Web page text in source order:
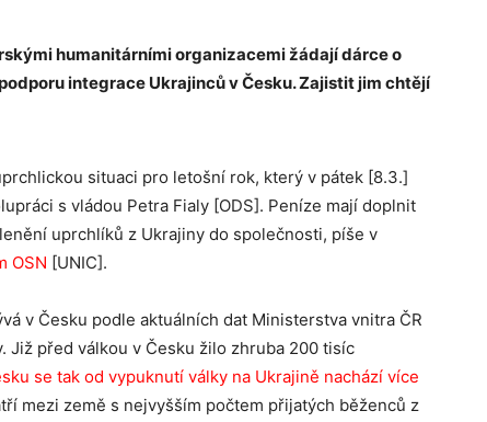
humanitárními organizacemi žádají dárce o
integrace Ukrajinců v Česku. Zajistit jim chtějí
situaci pro letošní rok, který v pátek [8.3.]
s vládou Petra Fialy [ODS]. Peníze mají doplnit
uprchlíků z Ukrajiny do společnosti, píše v
OSN [UNIC].
v Česku podle aktuálních dat Ministerstva vnitra ČR
Již před válkou v Česku žilo zhruba 200 tisíc
se tak od vypuknutí války na Ukrajině nachází více
mezi země s nejvyšším počtem přijatých běženců z